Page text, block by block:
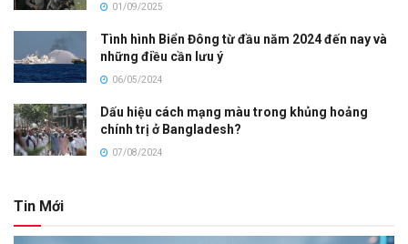
01/09/2025
Tình hình Biển Đông từ đầu năm 2024 đến nay và
những điều cần lưu ý
06/05/2024
Dấu hiệu cách mạng màu trong khủng hoảng
chính trị ở Bangladesh?
07/08/2024
Tin Mới